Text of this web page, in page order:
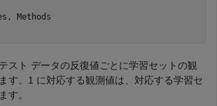
Methods
スト データの反復値ごとに学習セットの観
す。1 に対応する観測値は、対応する学習セ
す。